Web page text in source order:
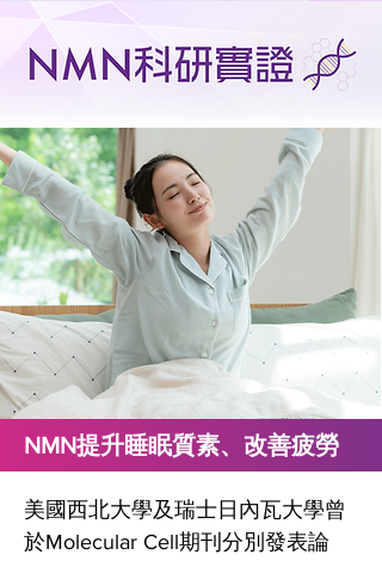
NMN提升睡眠質素、改善疲勞
美國西北大學及瑞士日內瓦大學曾
於Molecular Cell期刊分別發表論